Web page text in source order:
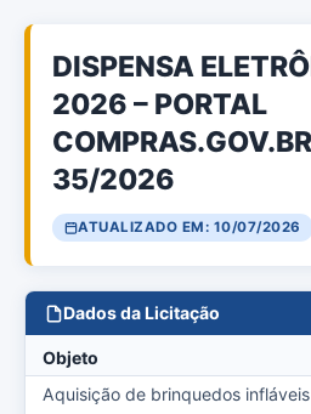
DISPENSA
2026 – PORTAL
35/2026
ATUALIZADO EM: 10/07/2026
Dados da Licitação
Objeto
Aquisição de brinquedos infláveis